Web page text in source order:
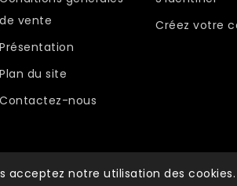
de vente
Présentation
Plan du site
Contactez-nous
Créez votre
acceptez notre utilisation des cookies.
- Achat-bijoux.com